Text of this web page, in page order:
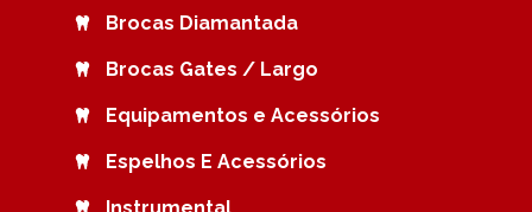
Brocas Diamantada
Brocas Gates / Largo
Equipamentos e Acessórios
Espelhos E Acessórios